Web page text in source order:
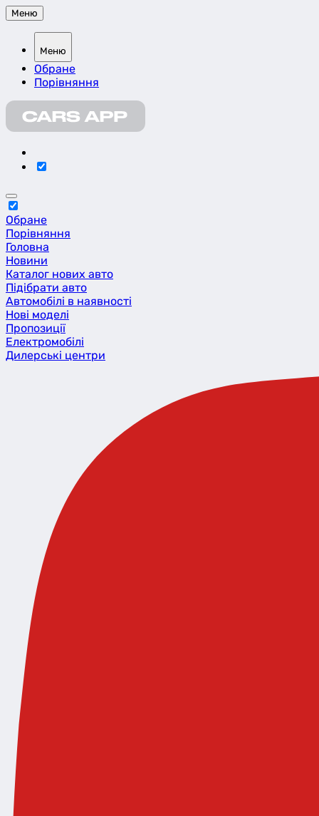
Меню
Меню
Обране
Порівняння
Обране
Порівняння
Головна
Новини
Каталог нових авто
Підібрати авто
Автомобілі в наявності
Нові моделі
Пропозиції
Eлектромобілі
Дилерські центри